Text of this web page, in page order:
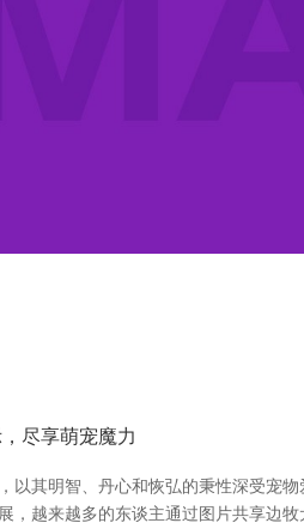
尽享萌宠魔力
以其明智、丹心和恢弘的秉性深受宠
，越来越多的东谈主通过图片共享边